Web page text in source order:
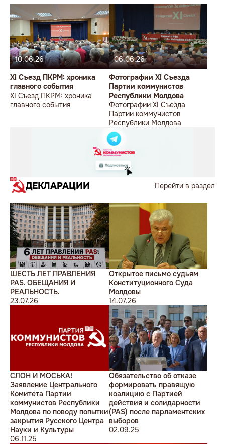
10.06.26
XI Съезд ПКРМ: хроника
главного события
XI Съезд ПКРМ: хроника
главного события
06.06.26
Фотографии XI Съезда
Партии коммунистов
Республики Молдова
Фотографии XI Съезда
Партии коммунистов
Республики Молдова
ДЕКЛАРАЦИИ Перейти в раздел
ШЕСТЬ ЛЕТ ПРАВЛЕНИЯ
PAS. ОБЕЩАНИЯ И
РЕАЛЬНОСТЬ.
23.07.26
Открытое письмо судьям
Конституционного Суда
Молдовы
14.07.26
СЛОН И МОСЬКА!
Заявление Центрального
Комитета Партии
коммунистов Республики
Молдова по поводу попытки
закрытия Русского Центра
Науки и Культуры
06.11.25
Обязательство об отказе
формировать правящую
коалицию с Партией
действия и солидарности
(PAS) после парламентских
выборов
02.09.25